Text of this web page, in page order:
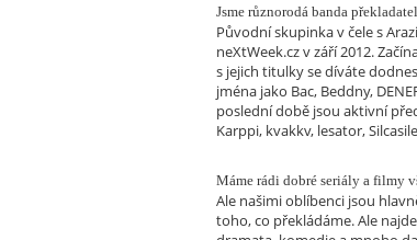
Jsme různorodá banda
Původní skupinka v čele s
neXtWeek.cz v září 2012.
s jejich titulky se díváte
jména jako Bac, Beddny,
poslední době jsou aktivní
Karppi, kvakkv, lesator,
Máme rádi dobré seriály a filmy
Ale našimi oblíbenci jsou
toho, co překládáme. Ale